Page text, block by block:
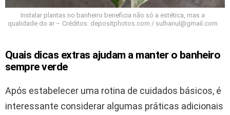
Instalar plantas no banheiro beneficia não só a estética, mas a
qualidade do ar – Créditos: depositphotos.com / sulhanul@gmail.com
Quais dicas extras ajudam a manter o banheiro
sempre verde
Após estabelecer uma rotina de cuidados básicos, é
interessante considerar algumas práticas adicionais